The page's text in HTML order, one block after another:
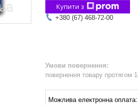
Купити з
+380 (67) 468-72-00
повернення товару протягом